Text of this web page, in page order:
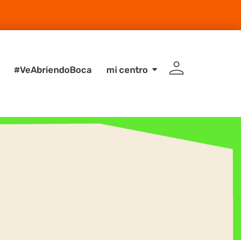
#VeAbriendoBoca mi centro